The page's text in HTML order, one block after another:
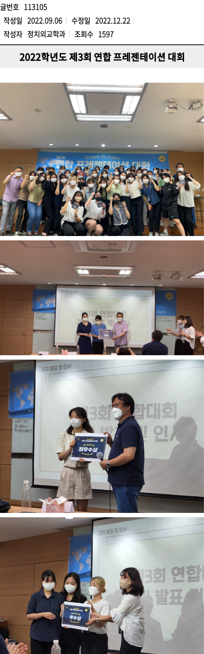
글번호 113105
작성일 2022.09.06 수정일 2022.12.22
작성자 정치외교학과 조회수 1597
2022학년도 제3회 연합 프레젠테이션 대회